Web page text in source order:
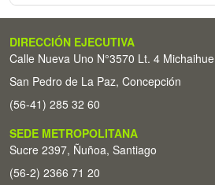
DIRECCIÓN EJECUTIVA
Calle Nueva Uno N°3570 Lt. 4
San Pedro de La Paz, Concepción
(56-41) 285 32 60
SEDE METROPOLITANA
Sucre 2397, Ñuñoa, Santiago
(56-2) 2366 71 20